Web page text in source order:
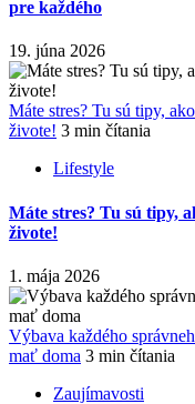
pre každého
19. júna 2026
Máte stres? Tu sú tipy,
živote! 3 min čítania
Lifestyle
Máte stres? Tu sú tipy,
živote!
1. mája 2026
Výbava každého
mať doma 3 min čítania
Zaujímavosti